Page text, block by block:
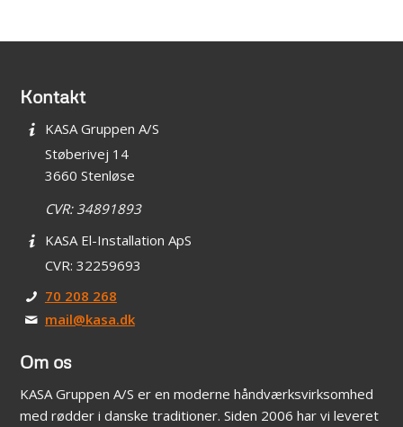
Kontakt
KASA Gruppen A/S
Støberivej 14
3660 Stenløse
CVR: 34891893
KASA El-Installation ApS
CVR: 32259693
70 208 268
mail@kasa.dk
Om os
KASA Gruppen A/S er en moderne håndværksvirksomhed
med rødder i danske traditioner. Siden 2006 har vi leveret